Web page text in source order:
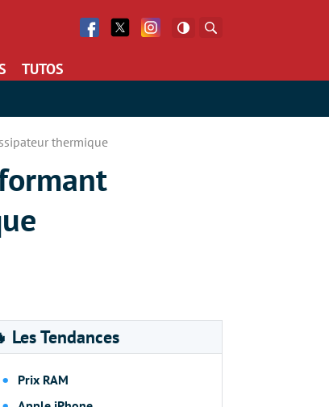
Facebook
Twitter Facebook
TUTOS
thermique
Les Tendances
Prix RAM